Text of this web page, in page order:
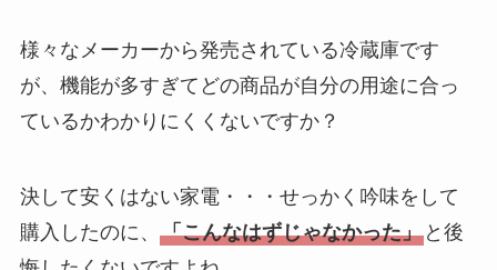
様々なメーカーから発売されている冷蔵庫です
が、機能が多すぎてどの商品が自分の用途に合っ
ているかわかりにくくないですか？
決して安くはない家電・・・せっかく吟味をして
購入したのに、 「こんなはずじゃなかった」と後